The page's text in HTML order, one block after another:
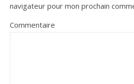
navigateur pour mon prochain
Commentaire